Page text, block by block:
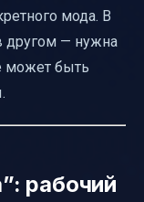
мода. В
другом — нужна
может быть
рабочий